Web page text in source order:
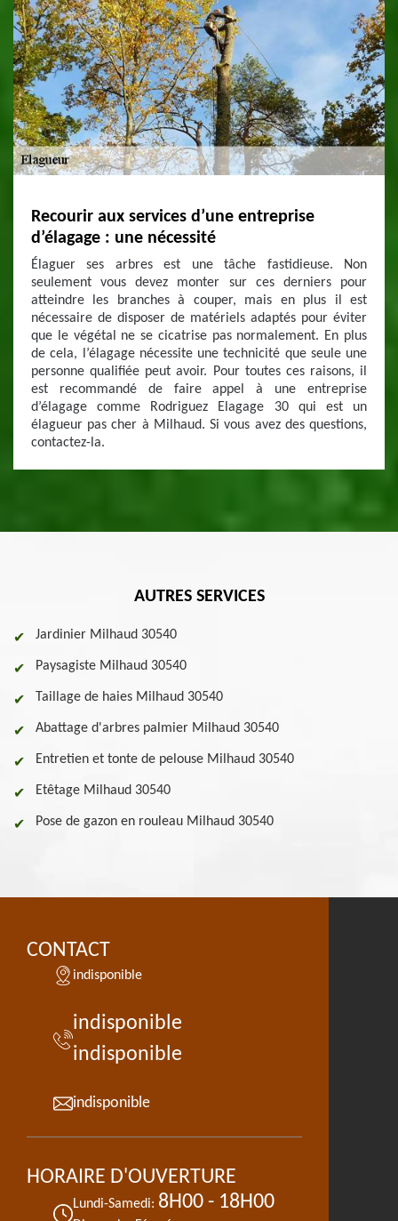
Recourir aux services d’une entreprise
d’élagage : une nécessité
Élaguer ses arbres est une tâche fastidieuse. Non
seulement vous devez monter sur ces derniers pour
atteindre les branches à couper, mais en plus il est
nécessaire de disposer de matériels adaptés pour éviter
que le végétal ne se cicatrise pas normalement. En plus
de cela, l’élagage nécessite une technicité que seule une
personne qualifiée peut avoir. Pour toutes ces raisons, il
est recommandé de faire appel à une entreprise
d’élagage comme Rodriguez Elagage 30 qui est un
élagueur pas cher à Milhaud. Si vous avez des questions,
contactez-la.
AUTRES SERVICES
Jardinier Milhaud 30540
Paysagiste Milhaud 30540
Taillage de haies Milhaud 30540
Abattage d'arbres palmier Milhaud 30540
Entretien et tonte de pelouse Milhaud 30540
Etêtage Milhaud 30540
Pose de gazon en rouleau Milhaud 30540
CONTACT
indisponible
indisponible
indisponible
indisponible
HORAIRE D'OUVERTURE
Lundi-Samedi: 8H00 - 18H00